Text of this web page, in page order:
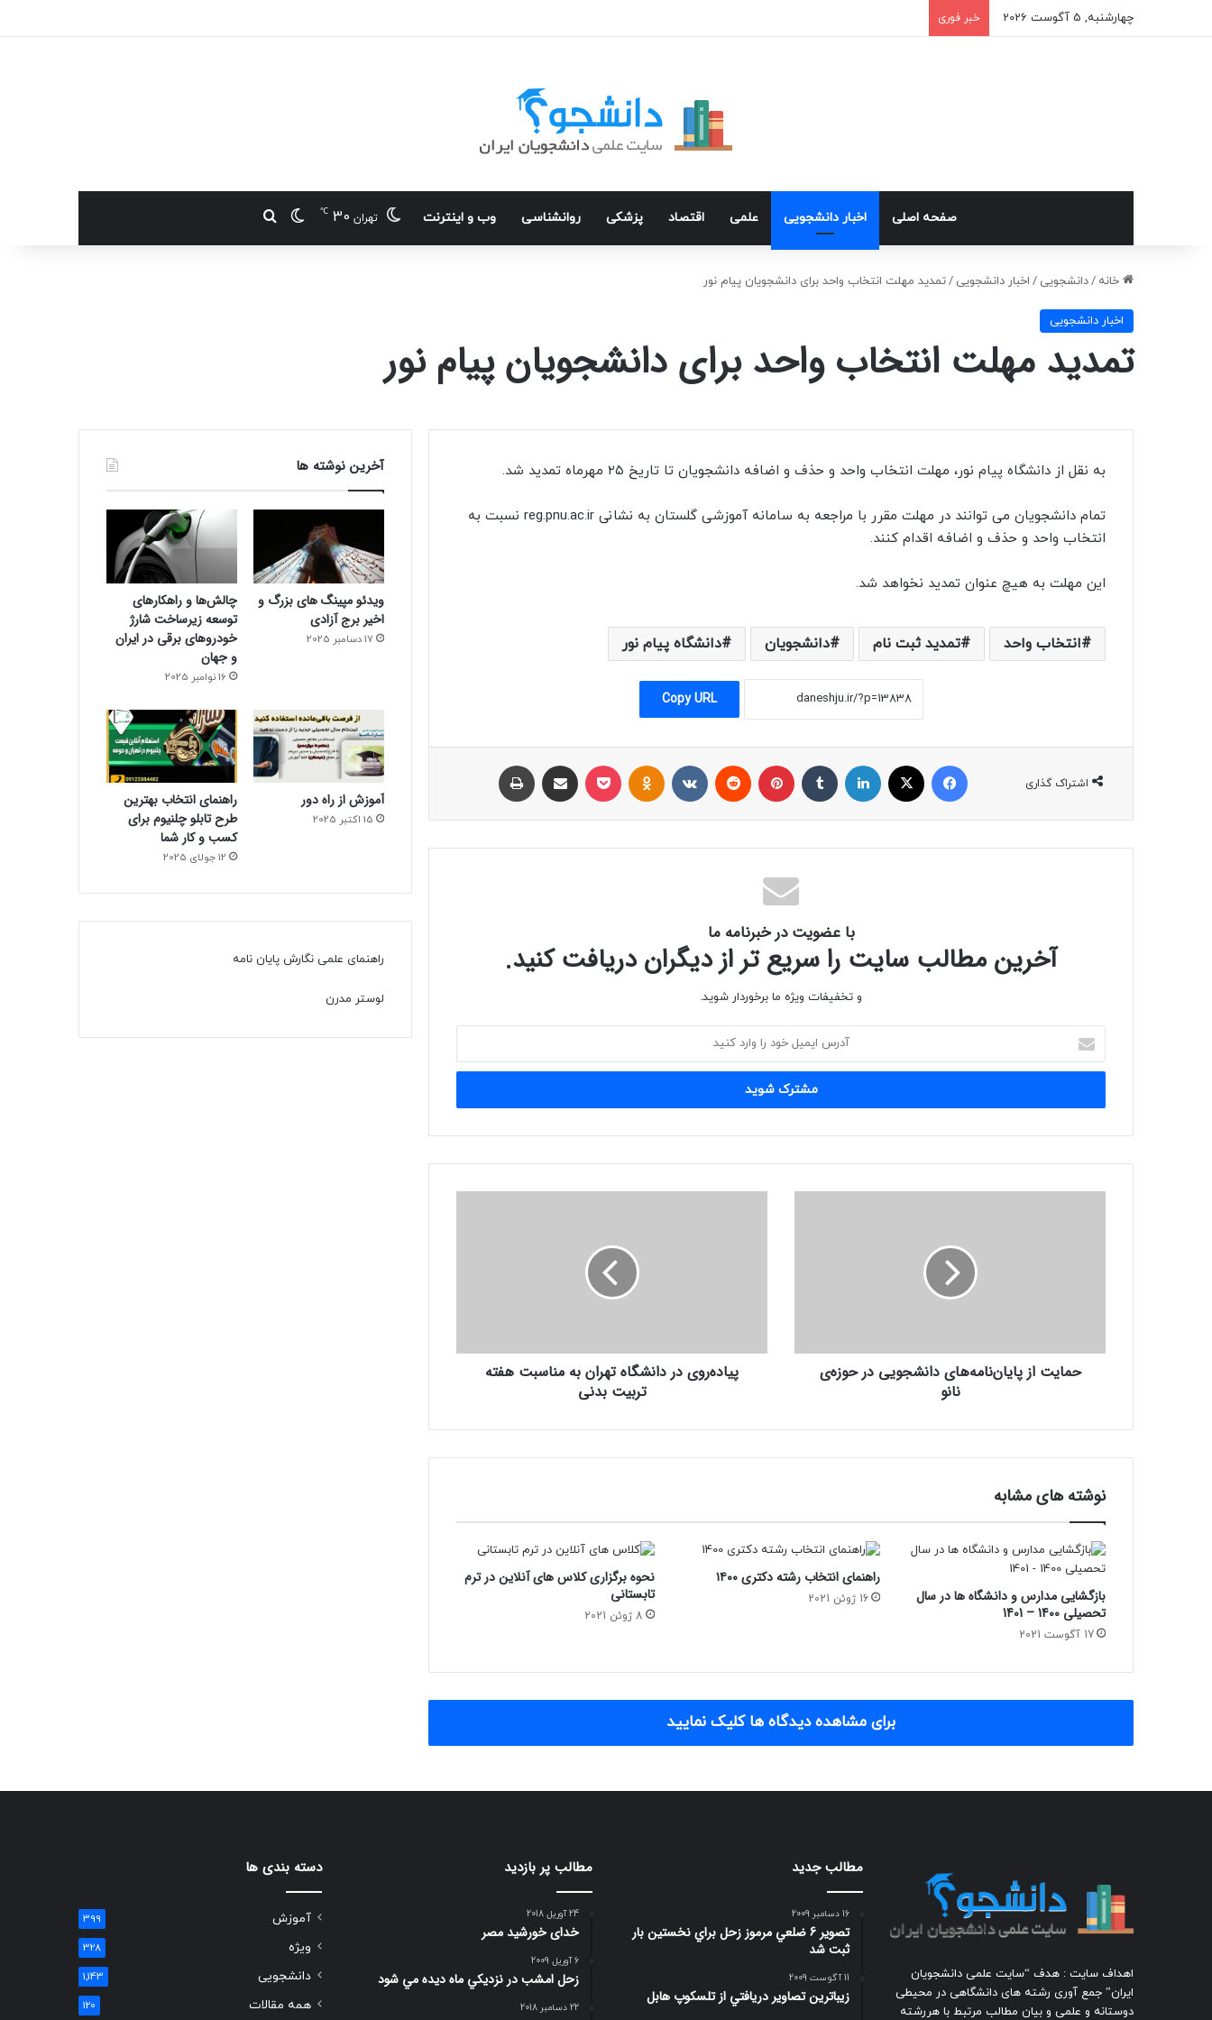
چهارشنبه, 5 آگوست 2026 خبر فوری
صفحه اصلی اخبار دانشجویی علمی اقتصاد پزشکی روانشناسی وب و اینترنت تهران 30
℃ تغییر پوسته
جستجو برای
خانه /دانشجویی / اخبار دانشجویی /تمدید مهلت انتخاب واحد برای دانشجویان پیام نور
اخبار دانشجویی
تمدید مهلت انتخاب واحد برای دانشجویان پیام نور
به نقل از دانشگاه پیام نور، مهلت انتخاب واحد و حذف و اضافه دانشجویان تا تاریخ ۲۵ مهرماه تمدید شد .
تمام دانشجویان می توانند در مهلت مقرر با مراجعه به سامانه آموزشی گلستان به نشانی reg.pnu.ac.ir نسبت به
انتخاب واحد و حذف و اضافه اقدام کنند.
این مهلت به هیچ عنوان تمدید نخواهد شد.
انتخاب واحد تمدید ثبت نام دانشجویان دانشگاه پیام نور
Copy URL
اشتراک گذاری
فیس بوک لینکدین ‫تامبلر ‫پین‌ترست ‫رددیت ‫VKontakte
‫Odnoklassniki
پاکت اشتراک با ایمیل
با عضویت در خبرنامه ما
آخرین مطالب سایت را سریع تر از دیگران دریافت کنید.
و تخفیفات ویژه ما برخوردار شوید.
ایمیل
خود
وارد
حمایت از پایان‌نامه‌های دانشجویی در حوزه‌ی
نانو
بدنی
پیاده‌روی در دانشگاه تهران به مناسبت هفته
تربیت بدنی
نوشته های مشابه
بازگشایی مدارس و دانشگاه ها در سال
تحصیلی 1400 – 1401
17 آگوست 2021
راهنمای انتخاب رشته دکتری ۱۴۰۰
16 ژوئن 2021
نحوه برگزاری کلاس های آنلاین در ترم
تابستانی
8 ژوئن 2021
برای مشاهده دیدگاه ها کلیک نمایید
آخرین نوشته ها
ویدئو مپینگ های بزرگ و
اخیر برج آزادی
17 دسامبر 2025
چالش‌ها و راهکارهای
توسعه زیرساخت شارژ
خودروهای برقی در ایران
و جهان
16 نوامبر 2025
آموزش از راه دور
15 اکتبر 2025
راهنمای انتخاب بهترین
طرح تابلو چلنیوم برای
کسب و کار شما
12 جولای 2025
راهنمای علمی نگارش پایان نامه
لوستر مدرن
اهداف سایت : هدف “سایت علمی دانشجویان
ایران” جمع آوری رشته های دانشگاهی در محیطی
دوستانه و علمی و بیان مطالب مرتبط با هررشته
مطالب جدید
16 دسامبر 2009
تصوير 6 ضلعي مرموز زحل براي نخستين بار
ثبت شد
11 آگوست 2009
زيباترين تصاوير دريافتي از تلسكوپ هابل
مطالب پر بازدید
24 آوریل 2018
خدای خورشید مصر
6 آوریل 2009
زحل امشب در نزديكي ماه ديده مي شود
22 دسامبر 2018
دسته بندی ها
آموزش 399
ویژه 328
دانشجویی 1,143
همه مقالات 120